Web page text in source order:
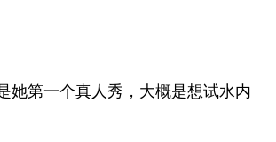
她第一个真人秀，大概是想试水内